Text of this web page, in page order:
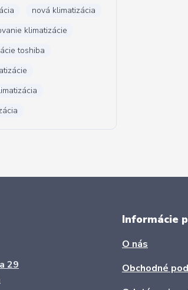
nová klimatizácia
klimatizácie
toshiba
29
Informácie
O nás
Obchodné